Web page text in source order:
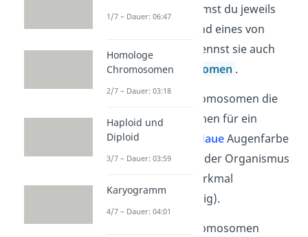
Chromosom bekommst du jeweils
von deinem Vater und eines von
deiner Mutter. Du nennst sie auch
homologe Chromosomen .
Sind auf beiden Chromosomen die
gleichen Informationen für ein
Merkmal, wie eine
blaueAugenfarbe
vorhanden, dann ist der Organismus
bezogen auf das Merkmal
homozygot(reinerbig).
Sind auf beiden Chromosomen
1/7 – Dauer: 06:47
Homologe
Chromosomen
2/7 – Dauer: 03:18
Haploid und
Diploid
3/7 – Dauer: 03:59
Karyogramm
4/7 – Dauer: 04:01